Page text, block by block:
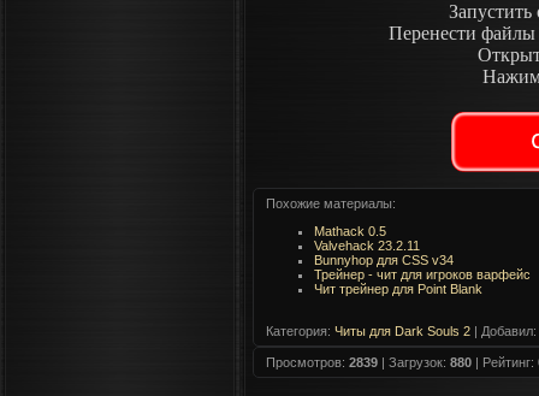
Перенести файлы
Похожие материалы:
Mathack 0.5
Valvehack 23.2.11
Bunnyhop для CSS v34
Трейнер - чит для игроков варфейс
Чит трейнер для Point Blank
Категория: Читы для Dark Souls 2 | Добавил
Просмотров: 2839 | Загрузок: 880 | Рейтинг: